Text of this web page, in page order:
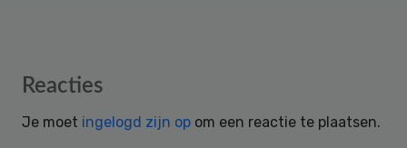
Reader
Reacties
Je moet ingelogd zijn op om een reactie te plaatsen.